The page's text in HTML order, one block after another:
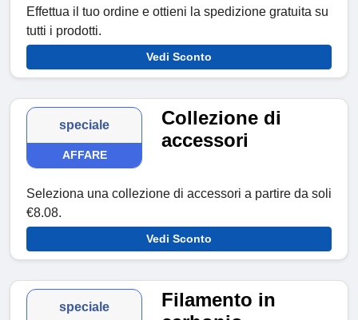
Effettua il tuo ordine e ottieni la spedizione gratuita su
tutti i prodotti.
Vedi Sconto
speciale
AFFARE
Collezione di
accessori
Seleziona una collezione di accessori a partire da soli
€8.08.
Vedi Sconto
speciale
Filamento in